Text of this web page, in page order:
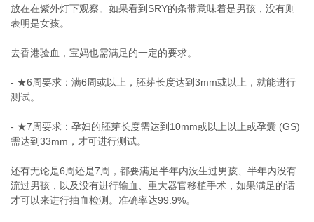
放在在紫外灯下观察。如果看到SRY的条带意味着是男孩，没有则
表明是女孩。
去香港验血，宝妈也需满足的一定的要求。
- ★6周要求：满6周或以上，胚芽长度达到3mm或以上，就能进行
测试。
- ★7周要求：孕妇的胚芽长度需达到10mm或以上以上或孕囊 (GS)
需达到33mm，才可进行测试。
还有无论是6周还是7周，都要满足半年内没生过男孩、半年内没有
流过男孩，以及没有进行输血、重大器官移植手术，如果满足的话
才可以来进行抽血检测。准确率达99.9%。